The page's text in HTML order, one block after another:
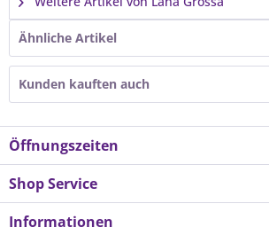
Ähnliche Artikel
Kunden kauften auch
Öffnungszeiten
Shop Service
Informationen